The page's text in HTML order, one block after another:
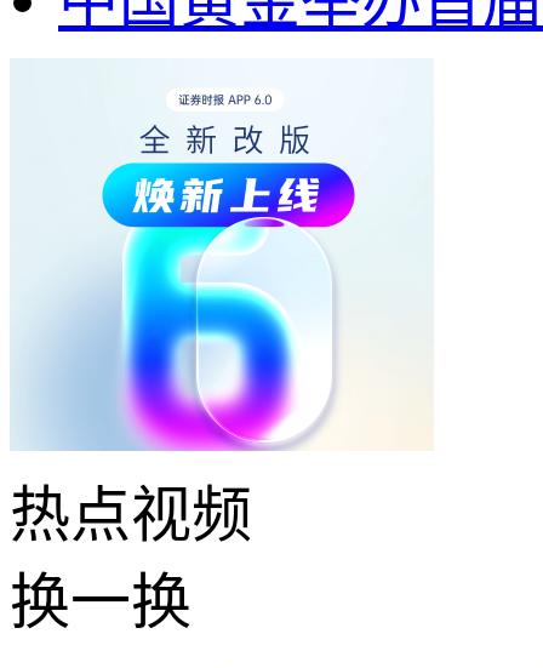
热点视频
换一换